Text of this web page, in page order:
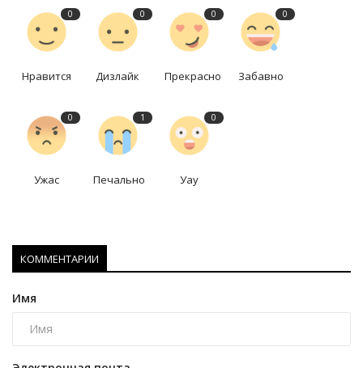
0
Нравится
0
Дизлайк
0
Прекрасно
0
Забавно
0
Ужас
1
Печально
0
Уау
КОММЕНТАРИИ
Имя